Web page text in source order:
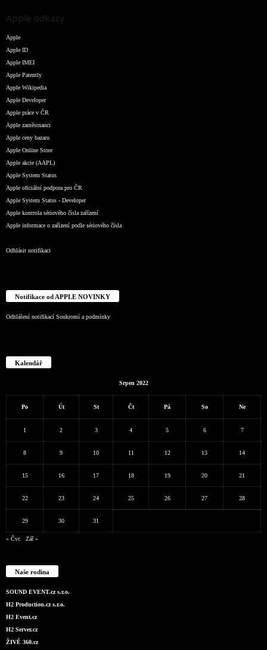
Apple odkazy
Apple
Apple ID
Apple IMEI
Apple Patently
Apple Wikipedia
Apple Developer
Apple práce v ČR
Apple zaměstnanci
Apple ceny bazaru
Apple Online Store
Apple akcie (AAPL)
Apple System Status
Apple oficiální podpora pro ČR
Apple System Status - Developer
Apple kontrola sériového čísla zařízení
Apple informace o zařízení podle sériového čísla
Odhlásit notifikaci
Notifikace od APPLE NOVINKY
Odhlášení notifikací Soukromí a podmínky
Kalendář
Srpen 2022
Po Út St Čt Pá So Ne
1 2 3 4 5 6 7
8 9 10 11 12 13 14
15 16 17 18 19 20 21
22 23 24 25 26 27 28
29 30 31
« Čvc Zář »
Naše rodina
SOUND EVENT.cz s.r.o.
H2 Production.cz s.r.o.
H2 Event.cz
H2 Server.cz
ŽIVĚ 360.cz